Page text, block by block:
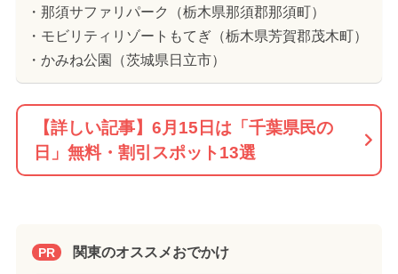
・那須サファリパーク（栃木県那須郡那須町）
・モビリティリゾートもてぎ（栃木県芳賀郡茂木町）
・かみね公園（茨城県日立市）
【詳しい記事】6月15日は「千葉県民の
日」無料・割引スポット13選
PR 関東のオススメおでかけ